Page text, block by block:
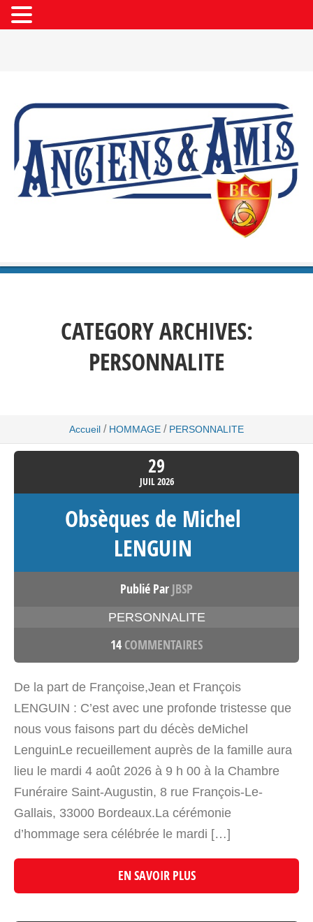
CATEGORY ARCHIVES:
PERSONNALITE
Accueil / HOMMAGE / PERSONNALITE
29
JUIL2026
Obsèques de Michel
LENGUIN
Publié Par JBSP
PERSONNALITE
14 COMMENTAIRES
De la part de Françoise,Jean et François
LENGUIN : C’est avec une profonde tristesse que
nous vous faisons part du décès deMichel
LenguinLe recueillement auprès de la famille aura
lieu le mardi 4 août 2026 à 9 h 00 à la Chambre
Funéraire Saint-Augustin, 8 rue François-Le-
Gallais, 33000 Bordeaux.La cérémonie
d’hommage sera célébrée le mardi […]
EN SAVOIR PLUS